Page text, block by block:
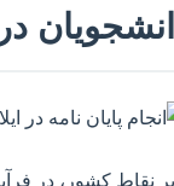
در
نقاط کشور، در